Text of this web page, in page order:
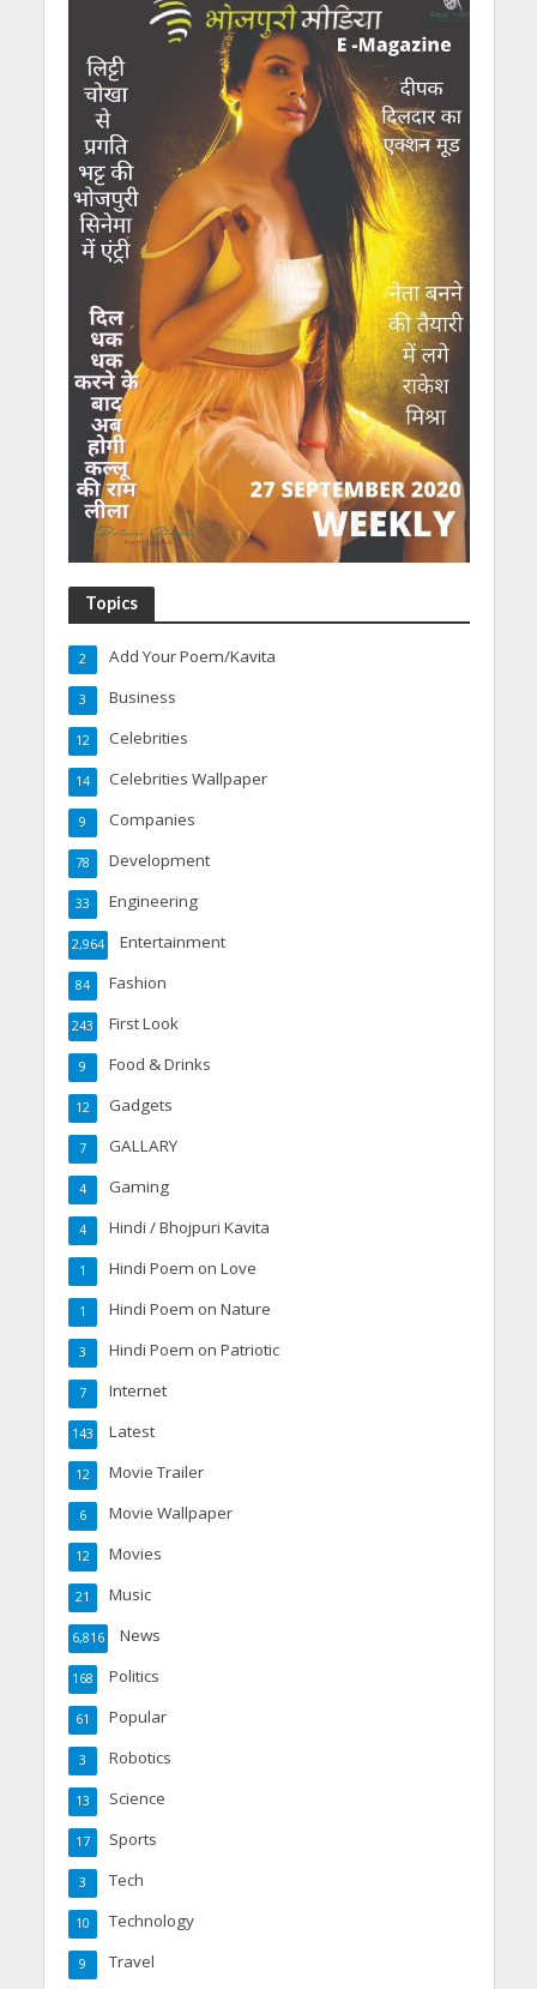
Topics
Add Your Poem/Kavita
2
Business
3
Celebrities
12
Celebrities Wallpaper
14
Companies
9
Development
78
Engineering
33
Entertainment
2,964
Fashion
84
First Look
243
Food & Drinks
9
Gadgets
12
GALLARY
7
Gaming
4
Hindi / Bhojpuri Kavita
4
Hindi Poem on Love
1
Hindi Poem on Nature
1
Hindi Poem on Patriotic
3
Internet
7
Latest
143
Movie Trailer
12
Movie Wallpaper
6
Movies
12
Music
21
News
6,816
Politics
168
Popular
61
Robotics
3
Science
13
Sports
17
Tech
3
Technology
10
Travel
9